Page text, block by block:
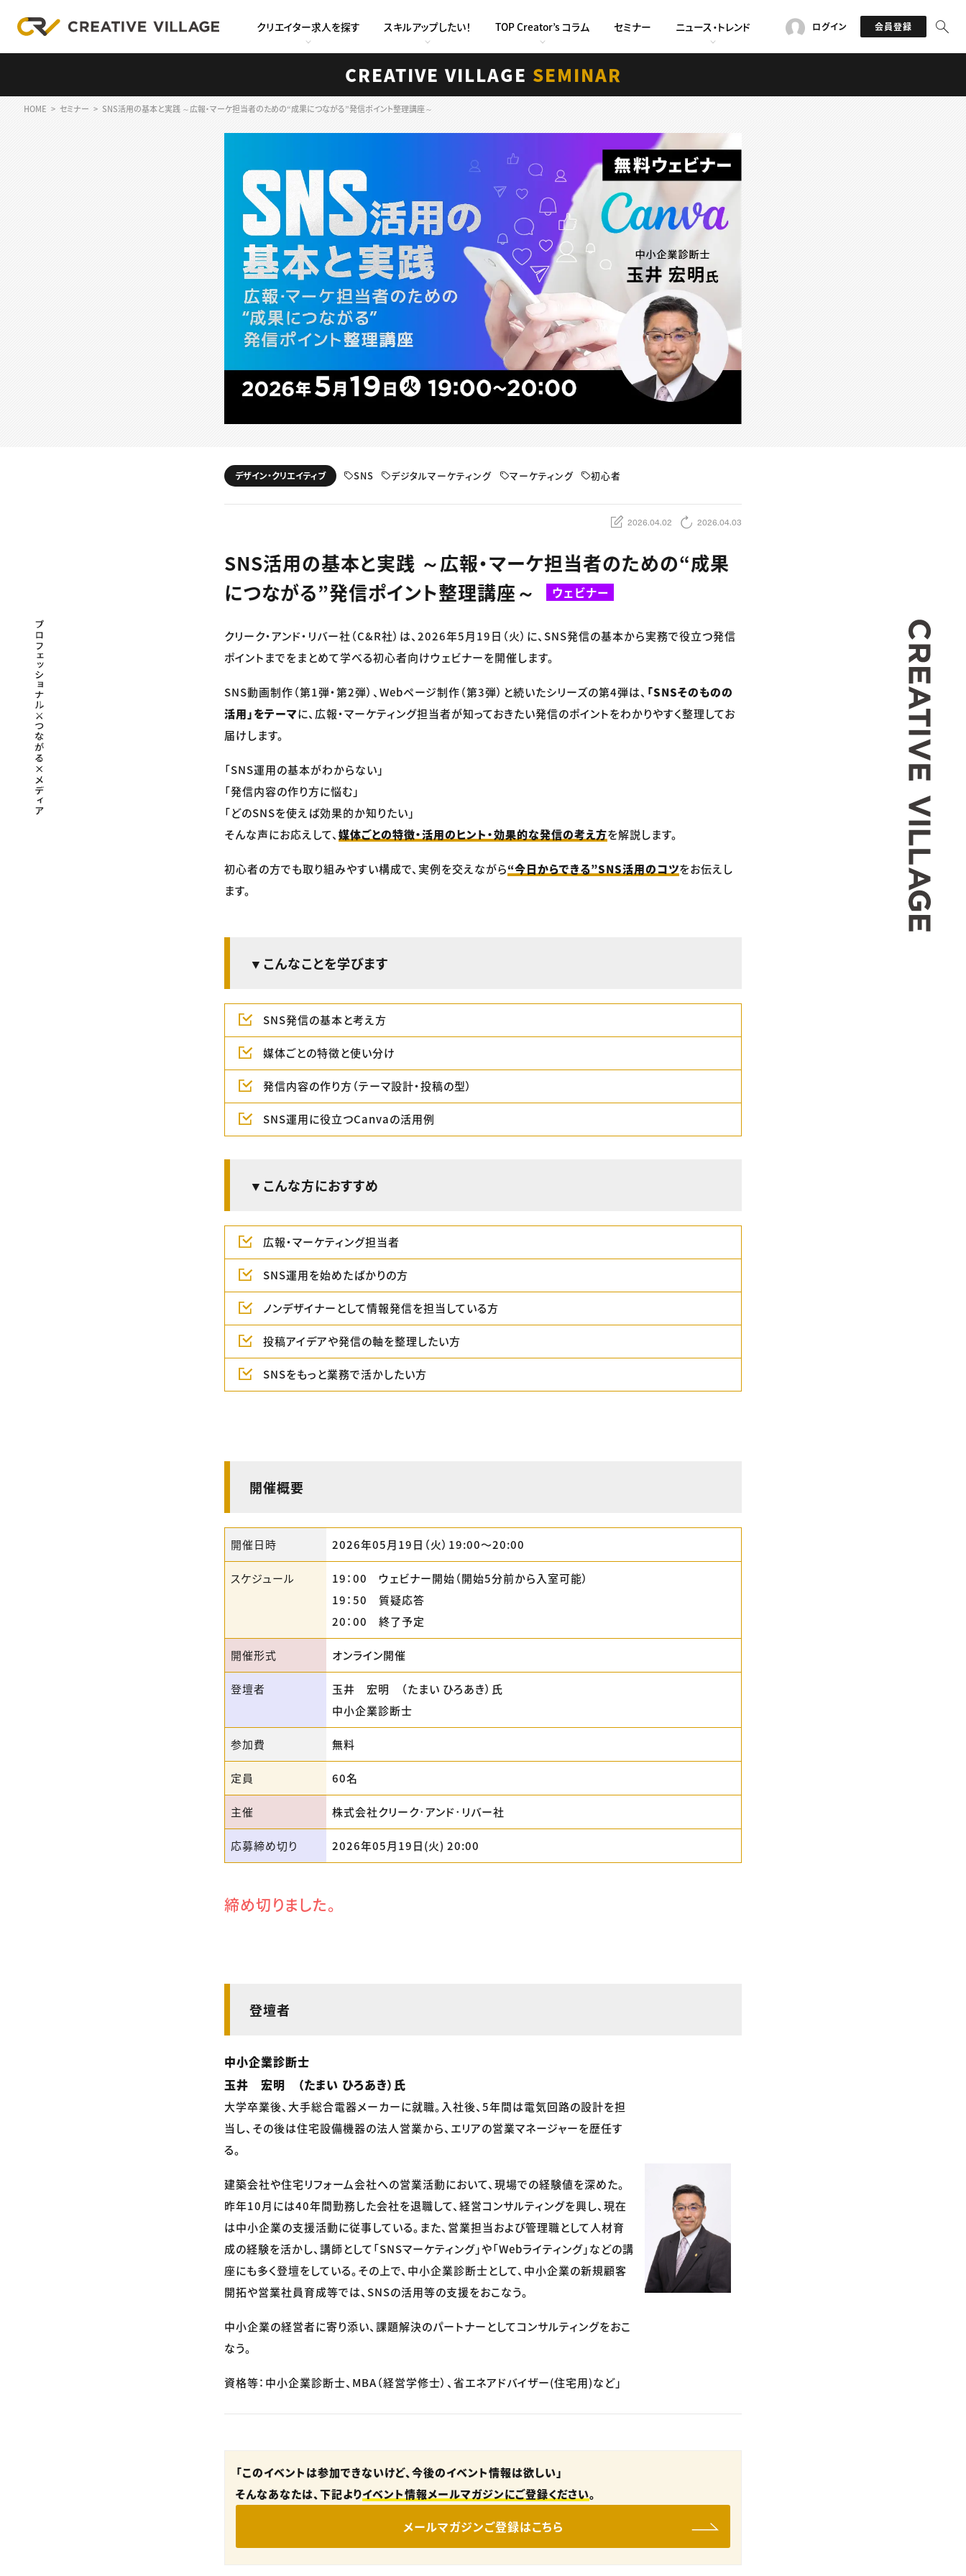
クリエイター求人を探す スキルアップしたい！ TOP Creator’s コラム セミナー ニュース・トレンド ログイン 会員登録
CREATIVE VILLAGE SEMINAR
HOME セミナー SNS活用の基本と実践 ～広報・マーケ担当者のための“成果につながる”発信ポイント整理講座～
デザイン・クリエイティブ SNS デジタルマーケティング マーケティング 初心者
2026.04.02 2026.04.03
SNS活用の基本と実践 ～広報・マーケ担当者のための“成果
につながる”発信ポイント整理講座～
ウェビナー
クリーク・アンド・リバー社（C&R社）は、2026年5月19日（火）に、SNS発信の基本から実務で役立つ発信
ポイントまでをまとめて学べる初心者向けウェビナーを開催します。
SNS動画制作（第1弾・第2弾）、Webページ制作（第3弾）と続いたシリーズの第4弾は、 「SNSそのものの
活用」をテーマに、広報・マーケティング担当者が知っておきたい発信のポイントをわかりやすく整理してお
届けします。
「SNS運用の基本がわからない」
「発信内容の作り方に悩む」
「どのSNSを使えば効果的か知りたい」
そんな声にお応えして、 媒体ごとの特徴・活用のヒント・効果的な発信の考え方を解説します。
初心者の方でも取り組みやすい構成で、実例を交えながら“今日からできる”SNS活用のコツをお伝えし
ます。
▼こんなことを学びます
SNS発信の基本と考え方
媒体ごとの特徴と使い分け
発信内容の作り方（テーマ設計・投稿の型）
SNS運用に役立つCanvaの活用例
▼こんな方におすすめ
広報・マーケティング担当者
SNS運用を始めたばかりの方
ノンデザイナーとして情報発信を担当している方
投稿アイデアや発信の軸を整理したい方
SNSをもっと業務で活かしたい方
開催概要
開催日時 2026年05月19日（火）19:00〜20:00
スケジュール
19：00 ウェビナー開始（開始5分前から入室可能）
19：50 質疑応答
20：00 終了予定
開催形式 オンライン開催
登壇者
玉井 宏明 （たまい ひろあき）氏
中小企業診断士
参加費 無料
定員 60名
主催 株式会社クリーク･アンド･リバー社
応募締め切り 2026年05月19日(火) 20:00
締め切りました。
登壇者
中小企業診断士
玉井 宏明 （たまい ひろあき）氏
大学卒業後、大手総合電器メーカーに就職。入社後、5年間は電気回路の設計を担
当し、その後は住宅設備機器の法人営業から、エリアの営業マネージャーを歴任す
る。
建築会社や住宅リフォーム会社への営業活動において、現場での経験値を深めた。
昨年10月には40年間勤務した会社を退職して、経営コンサルティングを興し、現在
は中小企業の支援活動に従事している。また、営業担当および管理職として人材育
成の経験を活かし、講師として「SNSマーケティング」や「Webライティング」などの講
座にも多く登壇をしている。その上で、中小企業診断士として、中小企業の新規顧客
開拓や営業社員育成等では、SNSの活用等の支援をおこなう。
中小企業の経営者に寄り添い、課題解決のパートナーとしてコンサルティングをおこ
なう。
資格等：中小企業診断士、MBA（経営学修士）、省エネアドバイザー(住宅用)など」
「このイベントは参加できないけど、今後のイベント情報は欲しい」
そんなあなたは、下記よりイベント情報メールマガジンにご登録ください。
メールマガジンご登録はこちら